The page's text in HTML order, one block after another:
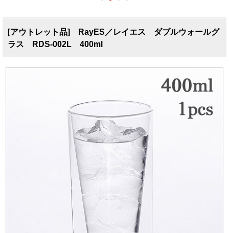
[アウトレット品] RayES／レイエス ダブルウォールグ
ラス RDS-002L 400ml